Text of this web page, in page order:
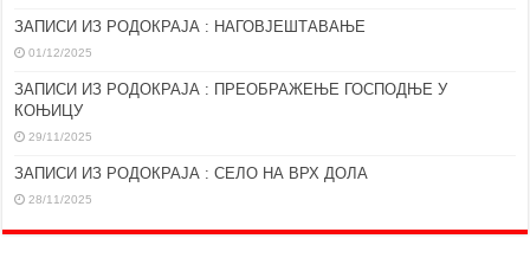
ЗАПИСИ ИЗ РОДОКРАЈА : НАГОВЈЕШТАВАЊЕ
01/12/2025
ЗАПИСИ ИЗ РОДОКРАЈА : ПРЕОБРАЖЕЊЕ ГОСПОДЊЕ У
КОЊИЦУ
29/11/2025
ЗАПИСИ ИЗ РОДОКРАЈА : СЕЛО НА ВРХ ДОЛА
28/11/2025